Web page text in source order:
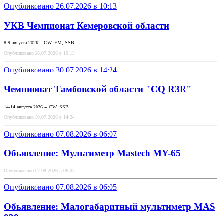
Опубликовано 26.07.2026 в 10:13
УКВ Чемпионат Кемеровской области
8-9 августа 2026 -- CW, FM, SSB
Опубликовано 26.07.2026 в 10:13
Опубликовано 30.07.2026 в 14:24
Чемпионат Тамбовской области "CQ R3R"
14-14 августа 2026 -- CW, SSB
Опубликовано 30.07.2026 в 14:24
Опубликовано 07.08.2026 в 06:07
Обьявление: Мультиметр Mastech MY-65
Опубликовано 07.08.2026 в 06:07
Опубликовано 07.08.2026 в 06:05
Обьявление: Малогабаритный мультиметр MAS